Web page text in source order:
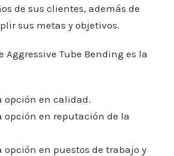
de sus clientes, además de
sus metas y objetivos.
Aggressive Tube Bending es la
opción en calidad.
opción en reputación de la
opción en puestos de trabajo y